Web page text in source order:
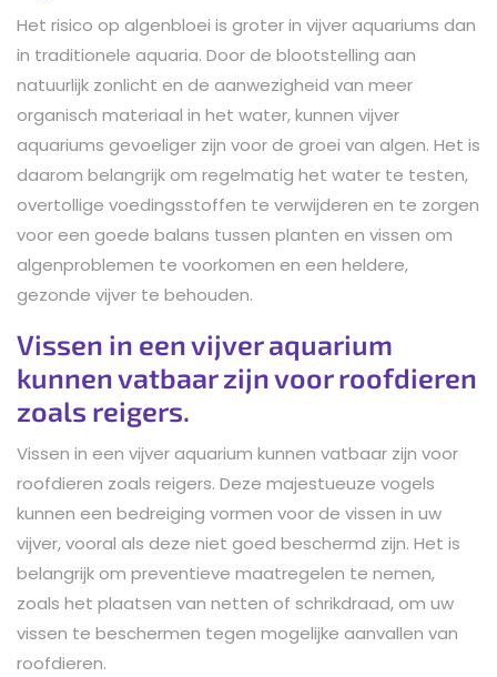
Het risico op algenbloei is groter in vijver aquariums dan
in traditionele aquaria. Door de blootstelling aan
natuurlijk zonlicht en de aanwezigheid van meer
organisch materiaal in het water, kunnen vijver
aquariums gevoeliger zijn voor de groei van algen. Het is
daarom belangrijk om regelmatig het water te testen,
overtollige voedingsstoffen te verwijderen en te zorgen
voor een goede balans tussen planten en vissen om
algenproblemen te voorkomen en een heldere,
gezonde vijver te behouden.
Vissen in een vijver aquarium
kunnen vatbaar zijn voor roofdieren
zoals reigers.
Vissen in een vijver aquarium kunnen vatbaar zijn voor
roofdieren zoals reigers. Deze majestueuze vogels
kunnen een bedreiging vormen voor de vissen in uw
vijver, vooral als deze niet goed beschermd zijn. Het is
belangrijk om preventieve maatregelen te nemen,
zoals het plaatsen van netten of schrikdraad, om uw
vissen te beschermen tegen mogelijke aanvallen van
roofdieren.